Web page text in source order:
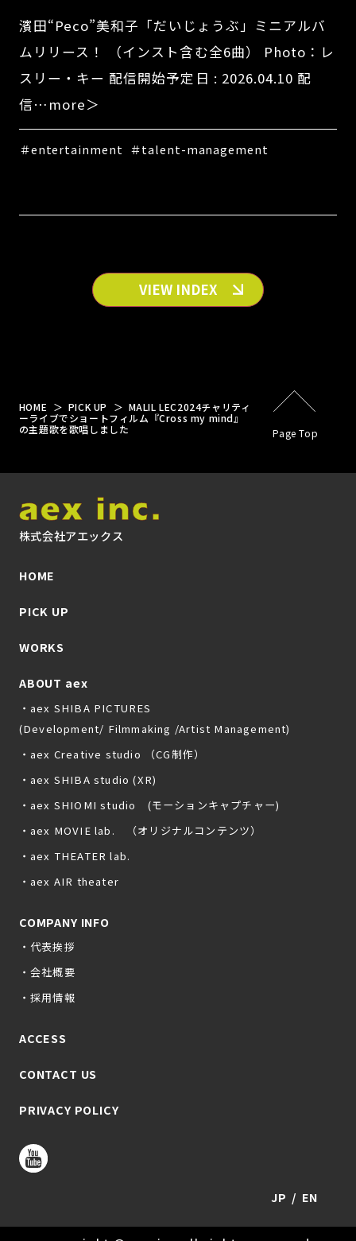
濱田“Peco”美和子「だいじょうぶ」ミニアルバ
ムリリース！ （インスト含む全6曲） Photo：レ
スリー・キー 配信開始予定日 : 2026.04.10 配
信…more＞
＃entertainment ＃talent-management
VIEW INDEX
HOME PICK UP
MALIL LEC2024チャリティ
ーライブでショートフィルム『Cross my mind』
の主題歌を歌唱しました
Page Top
株式会社アエックス
HOME
PICK UP
WORKS
ABOUT aex
・aex SHIBA PICTURES
(Development/ Filmmaking /Artist Management)
・aex Creative studio （CG制作）
・aex SHIBA studio (XR)
・aex SHIOMI studio (モーションキャプチャー)
・aex MOVIE lab. （オリジナルコンテンツ）
・aex THEATER lab.
・aex AIR theater
COMPANY INFO
・代表挨拶
・会社概要
・採用情報
ACCESS
CONTACT US
PRIVACY POLICY
JP EN